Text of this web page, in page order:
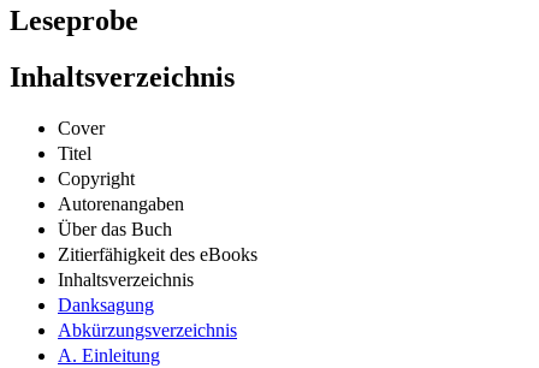
Leseprobe
Inhaltsverzeichnis
Cover
Titel
Copyright
Autorenangaben
Über das Buch
Zitierfähigkeit des eBooks
Inhaltsverzeichnis
Danksagung
Abkürzungsverzeichnis
A. Einleitung